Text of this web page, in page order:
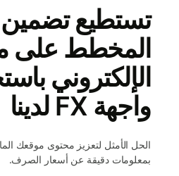
تستطيع تضمين
المخطط على
الإلكتروني
واجهة FX لدينا
الحل الأمثل لتعزيز محتوى موقعك
بمعلومات دقيقة عن أسعار الصرف.